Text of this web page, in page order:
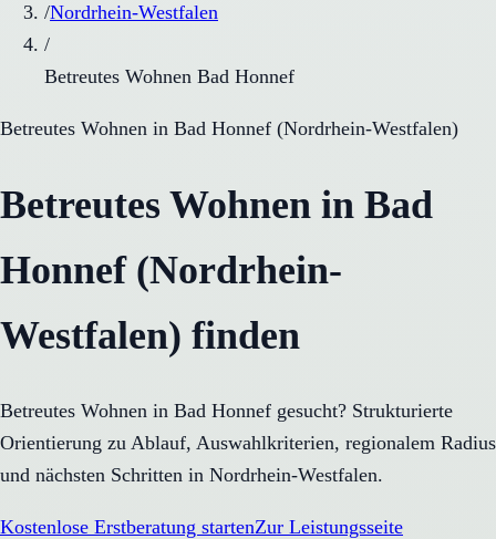
/Nordrhein-Westfalen
/
Betreutes Wohnen Bad Honnef
Betreutes Wohnen in Bad Honnef (Nordrhein-Westfalen)
Betreutes Wohnen in Bad
Honnef (Nordrhein-
Westfalen) finden
Betreutes Wohnen in Bad Honnef gesucht? Strukturierte
Orientierung zu Ablauf, Auswahlkriterien, regionalem Radius
und nächsten Schritten in Nordrhein-Westfalen.
Kostenlose Erstberatung startenZur Leistungsseite